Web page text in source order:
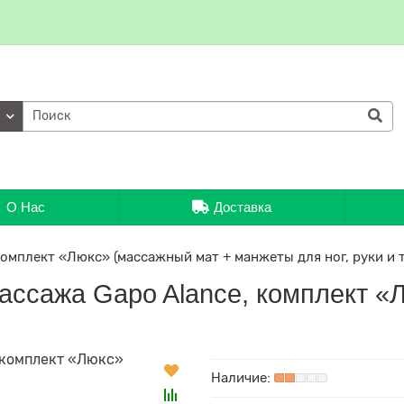
О Нас Доставка
«Люкс» (массажный мат + манжеты для ног, руки и
Gapo Alance, комплект